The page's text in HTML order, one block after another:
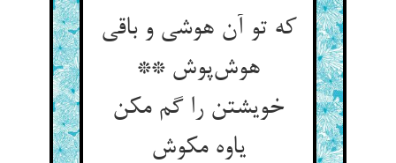
که تو آن هوشی و باقی
هوش‌پوش **
خویشتن را گم مکن
یاوه مکوش